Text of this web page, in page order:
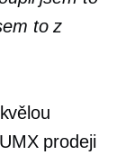
to z
prodeji